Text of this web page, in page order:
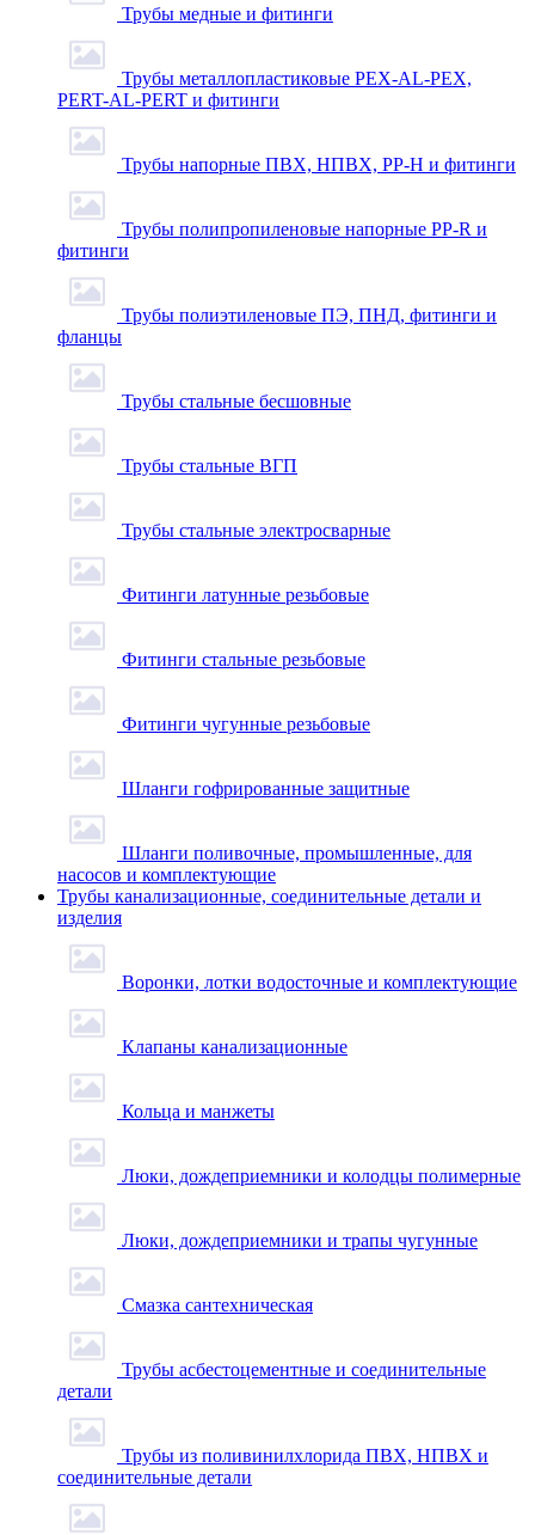
Трубы медные и фитинги
Трубы металлопластиковые PEX-AL-PEX,
PERT-AL-PERT и фитинги
Трубы напорные ПВХ, НПВХ, PP-H и фитинги
Трубы полипропиленовые напорные PP-R и
фитинги
Трубы полиэтиленовые ПЭ, ПНД, фитинги и
фланцы
Трубы стальные бесшовные
Трубы стальные ВГП
Трубы стальные электросварные
Фитинги латунные резьбовые
Фитинги стальные резьбовые
Фитинги чугунные резьбовые
Шланги гофрированные защитные
Шланги поливочные, промышленные, для
насосов и комплектующие
Трубы канализационные, соединительные детали и
изделия
Воронки, лотки водосточные и комплектующие
Клапаны канализационные
Кольца и манжеты
Люки, дождеприемники и колодцы полимерные
Люки, дождеприемники и трапы чугунные
Смазка сантехническая
Трубы асбестоцементные и соединительные
детали
Трубы из поливинилхлорида ПВХ, НПВХ и
соединительные детали